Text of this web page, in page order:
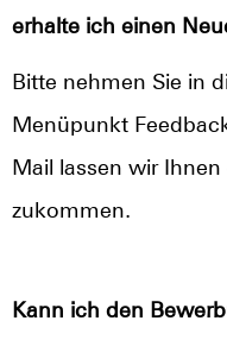
erhalte ich einen
Bitte nehmen Sie in
Menüpunkt
Mail lassen wir
zukommen.
Kann ich den